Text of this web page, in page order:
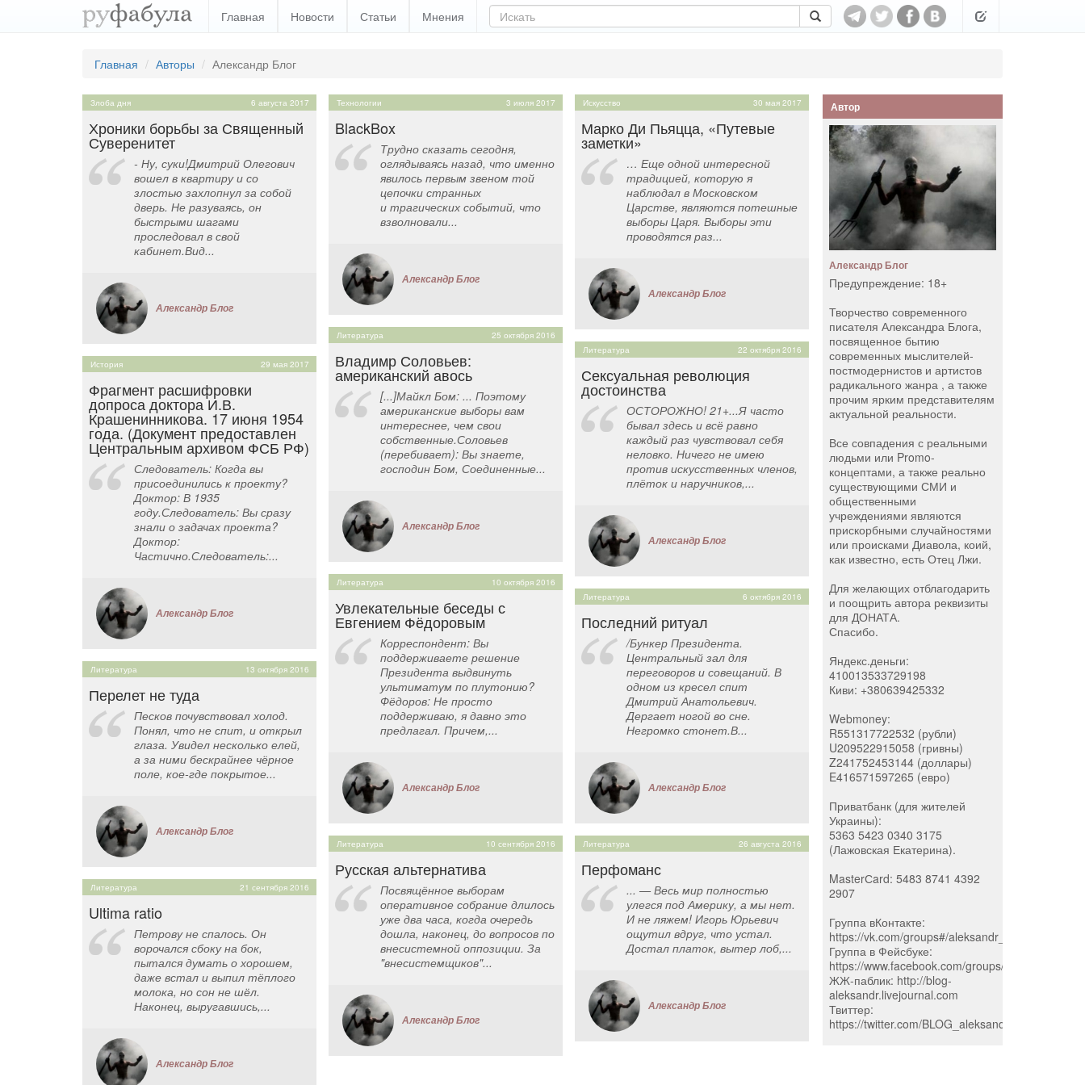
Главная Новости Статьи Мнения
Главная Авторы Александр Блог
Злоба дня 6 августа 2017
Хроники борьбы за Священный
Суверенитет
- Ну, суки!Дмитрий Олегович
вошел в квартиру и со
злостью захлопнул за собой
дверь. Не разуваясь, он
быстрыми шагами
проследовал в свой
кабинет.Вид...
Александр Блог
История 29 мая 2017
Фрагмент расшифровки
допроса доктора И.В.
Крашенинникова. 17 июня 1954
года. (Документ предоставлен
Центральным архивом ФСБ РФ)
Следователь: Когда вы
присоединились к проекту?
Доктор: В 1935
году.Следователь: Вы сразу
знали о задачах проекта?
Доктор:
Частично.Следователь:...
Александр Блог
Литература 13 октября 2016
Перелет не туда
Песков почувствовал холод.
Понял, что не спит, и открыл
глаза. Увидел несколько елей,
а за ними бескрайнее чёрное
поле, кое-где покрытое...
Александр Блог
Литература 21 сентября 2016
Ultima ratio
Петрову не спалось. Он
ворочался сбоку на бок,
пытался думать о хорошем,
даже встал и выпил тёплого
молока, но сон не шёл.
Наконец, выругавшись,...
Александр Блог
Технологии 3 июля 2017
BlackBox
Трудно сказать сегодня,
оглядываясь назад, что именно
явилось первым звеном той
цепочки странных
и трагических событий, что
взволновали...
Александр Блог
Литература 25 октября 2016
Владимр Соловьев:
американский авось
[...]Майкл Бом: ... Поэтому
американские выборы вам
интереснее, чем свои
собственные.Соловьев
(перебивает): Вы знаете,
господин Бом, Соединенные...
Александр Блог
Литература 10 октября 2016
Увлекательные беседы с
Евгением Фёдоровым
Корреспондент: Вы
поддерживаете решение
Президента выдвинуть
ультиматум по плутонию?
Фёдоров: Не просто
поддерживаю, я давно это
предлагал. Причем,...
Александр Блог
Литература 10 сентября 2016
Русская альтернатива
Посвящённое выборам
оперативное собрание длилось
уже два часа, когда очередь
дошла, наконец, до вопросов по
внесистемной оппозиции. За
"внесистемщиков"...
Александр Блог
Искусство 30 мая 2017
Марко Ди Пьяцца, «Путевые
заметки»
… Еще одной интересной
традицией, которую я
наблюдал в Московском
Царстве, являются потешные
выборы Царя. Выборы эти
проводятся раз...
Александр Блог
Литература 22 октября 2016
Сексуальная революция
достоинства
ОСТОРОЖНО! 21+...Я часто
бывал здесь и всё равно
каждый раз чувствовал себя
неловко. Ничего не имею
против искусственных членов,
плёток и наручников,...
Александр Блог
Литература 6 октября 2016
Последний ритуал
/Бункер Президента.
Центральный зал для
переговоров и совещаний. В
одном из кресел спит
Дмитрий Анатольевич.
Дергает ногой во сне.
Негромко стонет.В...
Александр Блог
Литература 26 августа 2016
Перфоманс
... — Весь мир полностью
улегся под Америку, а мы нет.
И не ляжем! Игорь Юрьевич
ощутил вдруг, что устал.
Достал платок, вытер лоб,...
Александр Блог
Автор
Александр Блог
Предупреждение: 18+
Творчество современного
писателя Александра Блога,
посвященное бытию
современных мыслителей-
постмодернистов и артистов
радикального жанра , а также
прочим ярким представителям
актуальной реальности.
Все совпадения с реальными
людьми или Promo-
концептами, а также реально
существующими СМИ и
общественными
учреждениями являются
прискорбными случайностями
или происками Диавола, коий,
как известно, есть Отец Лжи.
Для желающих отблагодарить
и поощрить автора реквизиты
для ДОНАТА.
Спасибо.
Яндекс.деньги:
410013533729198
Киви: +380639425332
Webmoney:
R551317722532 (рубли)
U209522915058 (гривны)
Z241752453144 (доллары)
E416571597265 (евро)
Приватбанк (для жителей
Украины):
5363 5423 0340 3175
(Лажовская Екатерина).
MasterСard: 5483 8741 4392
2907
Группа вКонтакте:
https://vk.com/groups#/aleksandr_blog
Группа в Фейсбуке:
https://www.facebook.com/groups/
ЖЖ-паблик: http://blog-
aleksandr.livejournal.com
Твиттер:
https://twitter.com/BLOG_aleksandr